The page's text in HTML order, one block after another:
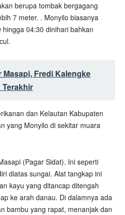
berupa tombak bergagang
7 meter. . Monyilo biasanya
04:30 dinihari bahkan
Masapi, Fredi Kalengke
Terakhir
dan Kelautan Kabupaten
yang Monyilo di sekitar muara
(Pagar Sidat). Ini seperti
diatas sungai. Alat tangkap ini
kayu yang ditancap ditengah
ke arah danau. Di dalamnya ada
bambu yang rapat, menanjak dan